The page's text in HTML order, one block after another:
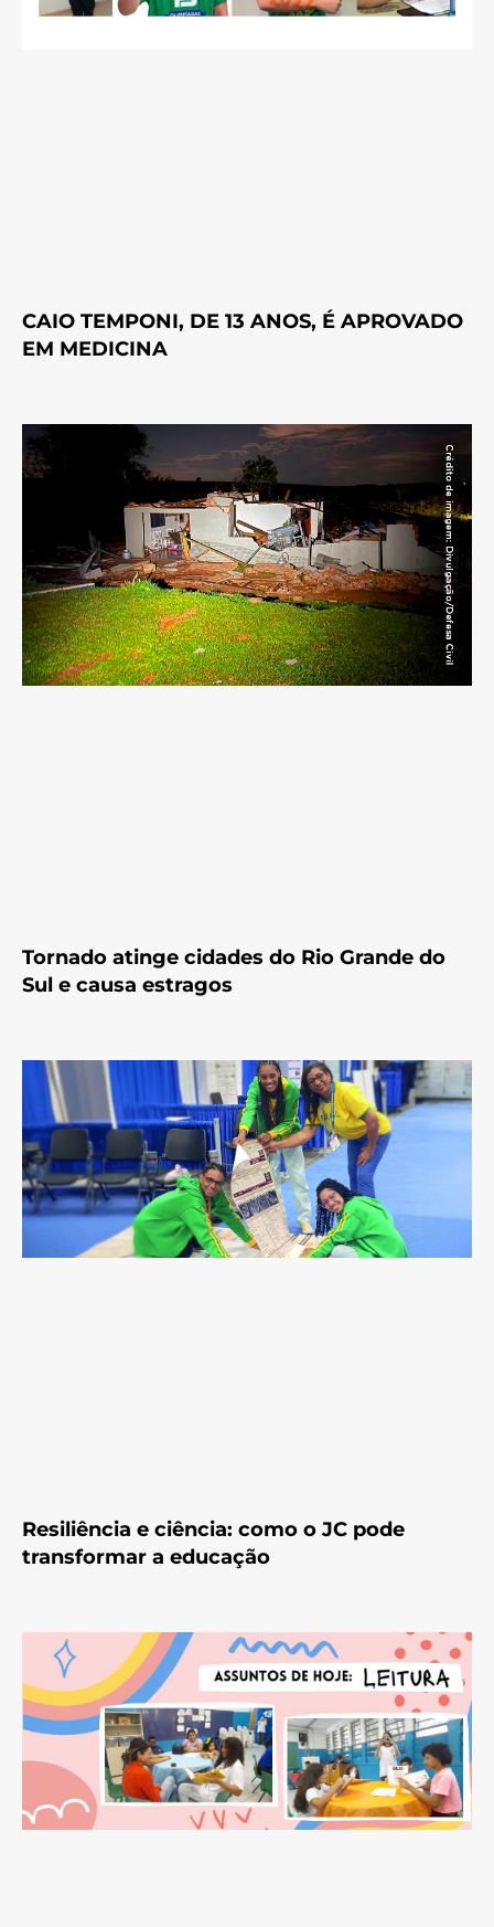
CAIO TEMPONI, DE 13 ANOS, É APROVADO
EM MEDICINA
Tornado atinge cidades do Rio Grande do
Sul e causa estragos
Resiliência e ciência: como o JC pode
transformar a educação